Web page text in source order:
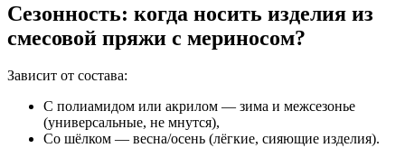
Сезонность: когда носить изделия из
смесовой пряжи с мериносом?
Зависит от состава:
С полиамидом или акрилом — зима и межсезонье
(универсальные, не мнутся),
Со шёлком — весна/осень (лёгкие, сияющие изделия).